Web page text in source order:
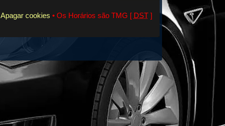
Apagar cookies • Os Horários são TMG [ DST]